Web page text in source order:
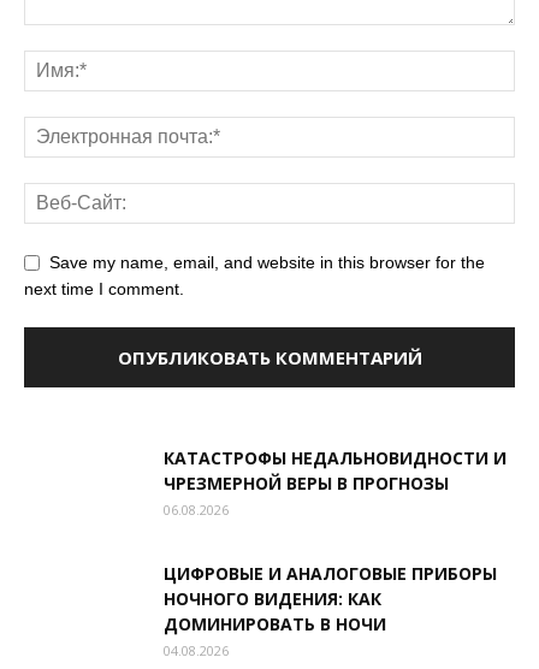
Save my name, email, and website in this browser for the
next time I comment.
КАТАСТРОФЫ НЕДАЛЬНОВИДНОСТИ И
ЧРЕЗМЕРНОЙ ВЕРЫ В ПРОГНОЗЫ
06.08.2026
ЦИФРОВЫЕ И АНАЛОГОВЫЕ ПРИБОРЫ
НОЧНОГО ВИДЕНИЯ: КАК
ДОМИНИРОВАТЬ В НОЧИ
04.08.2026